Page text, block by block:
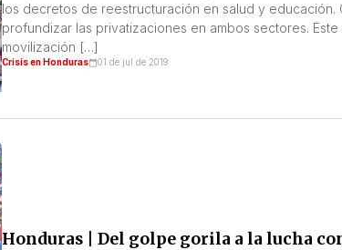
los decretos de reestructuración en salud y
profundizar las privatizaciones en ambos sectores.
movilización […]
Crisis en Honduras 01 de jul de 2019
Honduras | Del golpe gorila a la lucha